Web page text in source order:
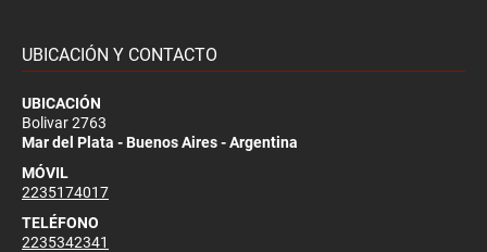
UBICACIÓN Y CONTACTO
UBICACIÓN
Bolivar 2763
Mar del Plata - Buenos Aires - Argentina
MÓVIL
2235174017
TELÉFONO
2235342341